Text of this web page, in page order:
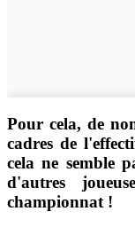
Pour cela, de
cadres de
cela ne semble
d'autres
championnat !